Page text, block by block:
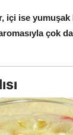
içi ise
çok